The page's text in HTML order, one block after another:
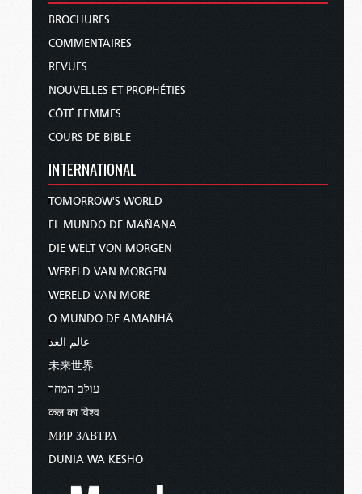
BROCHURES
COMMENTAIRES
REVUES
NOUVELLES ET PROPHÉTIES
CÔTÉ FEMMES
COURS DE BIBLE
INTERNATIONAL
TOMORROW'S WORLD
EL MUNDO DE MAÑANA
DIE WELT VON MORGEN
WERELD VAN MORGEN
WERELD VAN MORE
O MUNDO DE AMANHÃ
عالم الغد
未来世界
עולם המחר
कल का विश्व
МИР ЗАВТРА
DUNIA WA KESHO